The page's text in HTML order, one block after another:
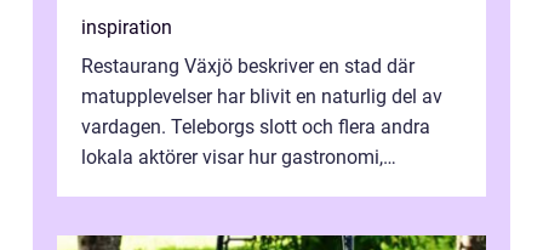
inspiration
Restaurang Växjö beskriver en stad där
matupplevelser har blivit en naturlig del av
vardagen. Teleborgs slott och flera andra
lokala aktörer visar hur gastronomi,